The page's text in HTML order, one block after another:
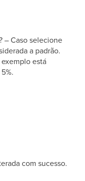
– Caso selecione
a padrão.
está
com sucesso.